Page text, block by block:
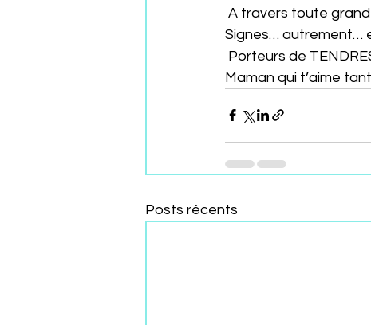
A travers toute
Signes… autrement…
Porteurs de
Maman qui t’aime tant
Posts récents